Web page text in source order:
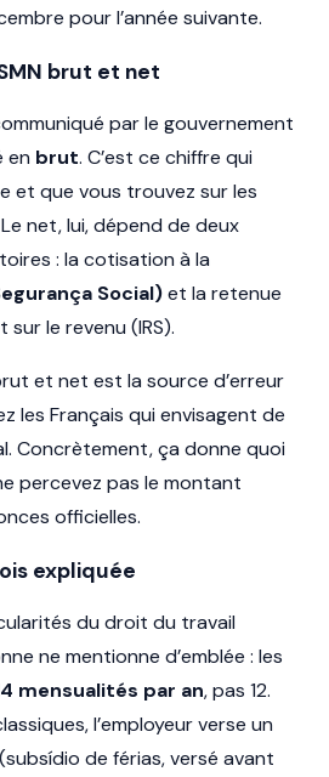
pour l’année suivante.
brut et net
par le gouvernement
en brut. C’est ce chiffre qui
et que vous trouvez sur les
net, lui, dépend de deux
: la cotisation à la
Social)et la retenue
sur le revenu (IRS).
et net est la source d’erreur
les Français qui envisagent de
Concrètement, ça donne quoi
percevez pas le montant
officielles.
expliquée
du droit du travail
ne mentionne d’emblée : les
mensualités par an, pas 12.
l’employeur verse un
(subsídio de férias, versé avant